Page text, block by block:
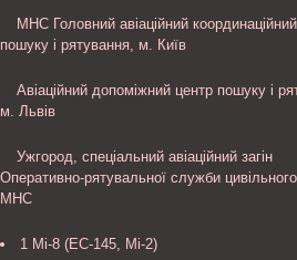
МНС Головний авіаційний
пошуку і рятування, м. Київ
Авіаційний допоміжний центр пошуку і
м. Львів
Ужгород, спеціальний авіаційний загін
Оперативно-рятувальної служби
МНС
1 Мі-8 (ЕС-145, Мі-2)